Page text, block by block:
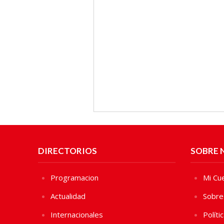
DIRECTORIOS
Programacion
Actualidad
Internacionales
SOBRE
Mi